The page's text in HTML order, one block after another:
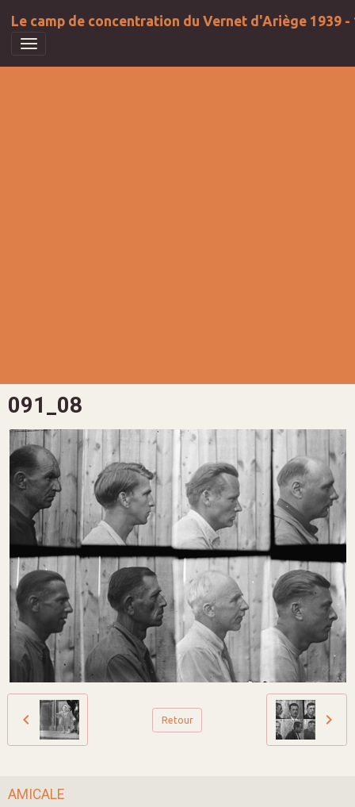
Le camp de concentration du Vernet d'Ariège 1939 -
091_08
Retour
AMICALE